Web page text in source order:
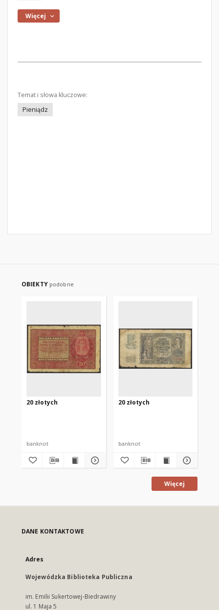
Więcej
Temat i słowa kluczowe:
Pieniądz
OBIEKTY podobne
20 złotych
banknot
20 złotych
banknot
Więcej
DANE KONTAKTOWE
Adres
Wojewódzka Biblioteka Publiczna
im. Emilii Sukertowej-Biedrawiny
ul. 1 Maja 5